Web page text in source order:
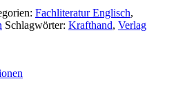
Fachliteratur Englisch,
Schlagwörter: Krafthand, Verlag